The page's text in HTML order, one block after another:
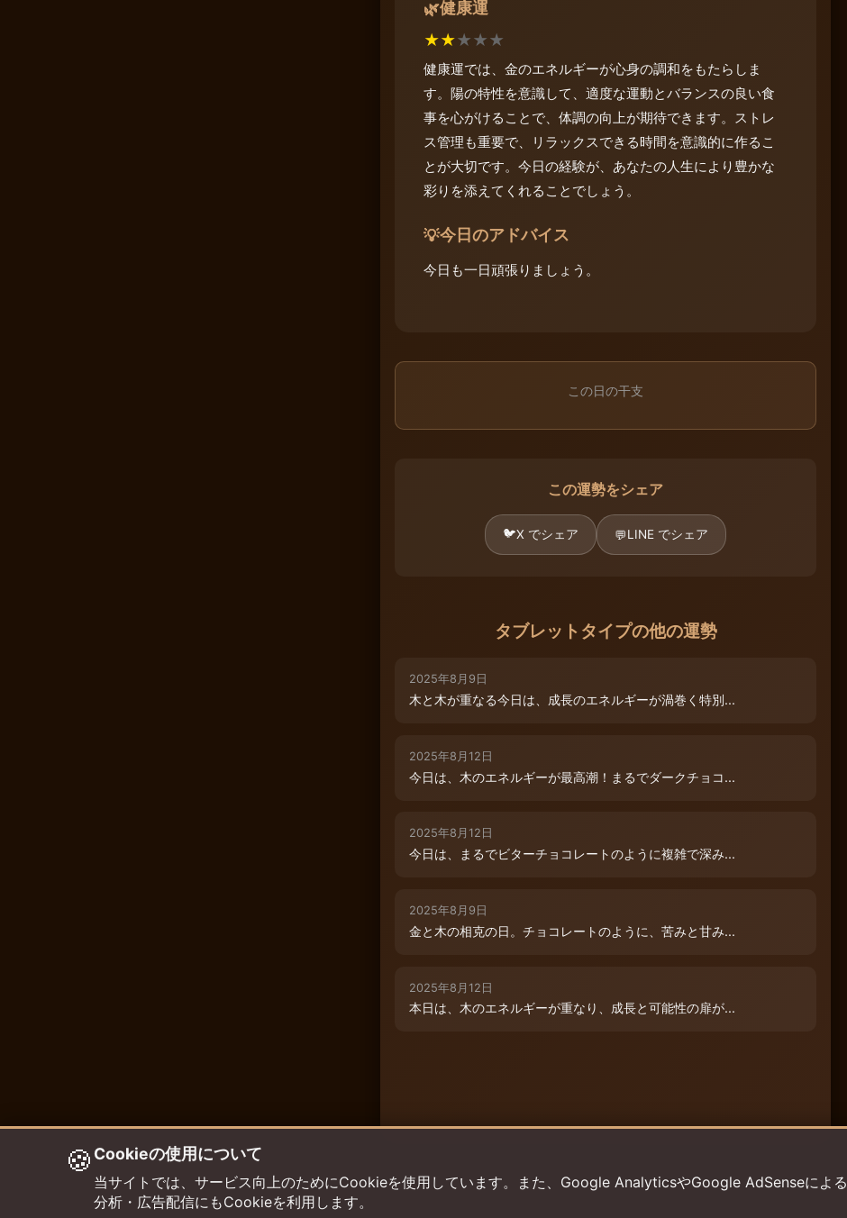
🌿健康運
★★★★★
健康運では、金のエネルギーが心身の調和をもたらしま
す。陽の特性を意識して、適度な運動とバランスの良い食
事を心がけることで、体調の向上が期待できます。ストレ
ス管理も重要で、リラックスできる時間を意識的に作るこ
とが大切です。今日の経験が、あなたの人生により豊かな
彩りを添えてくれることでしょう。
💡今日のアドバイス
今日も一日頑張りましょう。
この日の干支
この運勢をシェア
🐦X でシェア 💬LINE でシェア
タブレットタイプの他の運勢
2025年8月9日
木と木が重なる今日は、成長のエネルギーが渦巻く特別...
2025年8月12日
今日は、木のエネルギーが最高潮！まるでダークチョコ...
2025年8月12日
今日は、まるでビターチョコレートのように複雑で深み...
2025年8月9日
金と木の相克の日。チョコレートのように、苦みと甘み...
2025年8月12日
本日は、木のエネルギーが重なり、成長と可能性の扉が...
🍪 Cookieの使用について
当サイトでは、サービス向上のためにCookieを使用しています。また、Google AnalyticsやGoogle AdSenseによる
分析・広告配信にもCookieを利用します。